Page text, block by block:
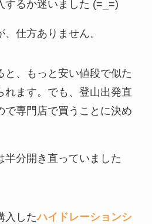
するか迷いました (=_=)
仕方ありません。
と、もっと安い値段で似た
れます。でも、登山出発直
で専門店で買うことに決め
半分開き直っていました
入したハイドレーションシ